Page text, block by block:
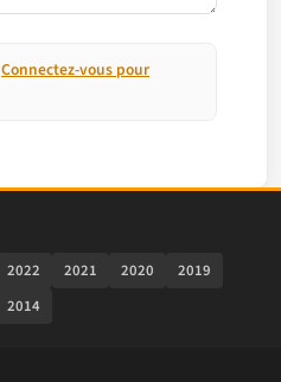
Connectez-vous pour
2022 2021 2020
2019
2014